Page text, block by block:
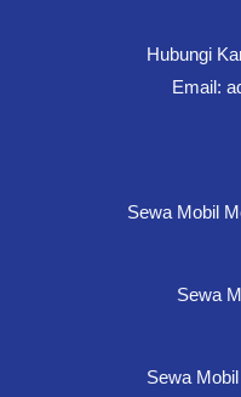
Hubungi
Email:
Sewa Mobil
Sewa
Sewa